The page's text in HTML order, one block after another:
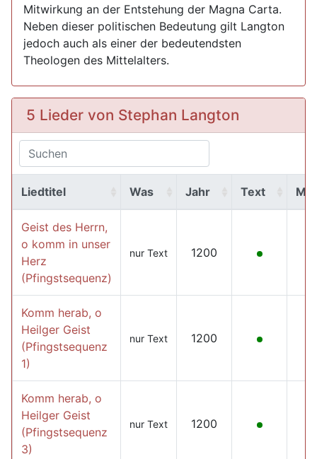
Mitwirkung an der Entstehung der Magna Carta.
Neben dieser politischen Bedeutung gilt Langton
jedoch auch als einer der bedeutendsten
Theologen des Mittelalters.
5 Lieder von Stephan Langton
Liedtitel Was Jahr Text
Geist des Herrn,
o komm in unser
Herz
(Pfingstsequenz)
nur Text 1200
Komm herab, o
Heilger Geist
(Pfingstsequenz
1)
nur Text 1200
Komm herab, o
Heilger Geist
(Pfingstsequenz
3)
nur Text 1200